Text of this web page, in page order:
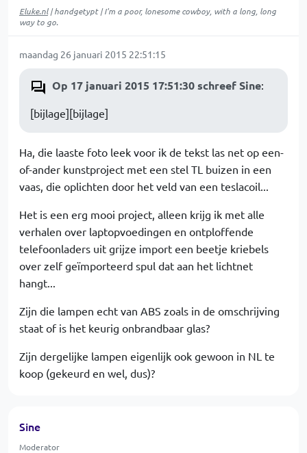
Eluke.nl| handgetypt | I'm a poor, lonesome cowboy, with a long, long
way to go.
maandag 26 januari 2015 22:51:15
Op 17 januari 2015 17:51:30 schreef Sine:
[bijlage][bijlage]
Ha, die laaste foto leek voor ik de tekst las net op een-
of-ander kunstproject met een stel TL buizen in een
vaas, die oplichten door het veld van een teslacoil...
Het is een erg mooi project, alleen krijg ik met alle
verhalen over laptopvoedingen en ontploffende
telefoonladers uit grijze import een beetje kriebels
over zelf geïmporteerd spul dat aan het lichtnet
hangt...
Zijn die lampen echt van ABS zoals in de omschrijving
staat of is het keurig onbrandbaar glas?
Zijn dergelijke lampen eigenlijk ook gewoon in NL te
koop (gekeurd en wel, dus)?
Sine
Moderator